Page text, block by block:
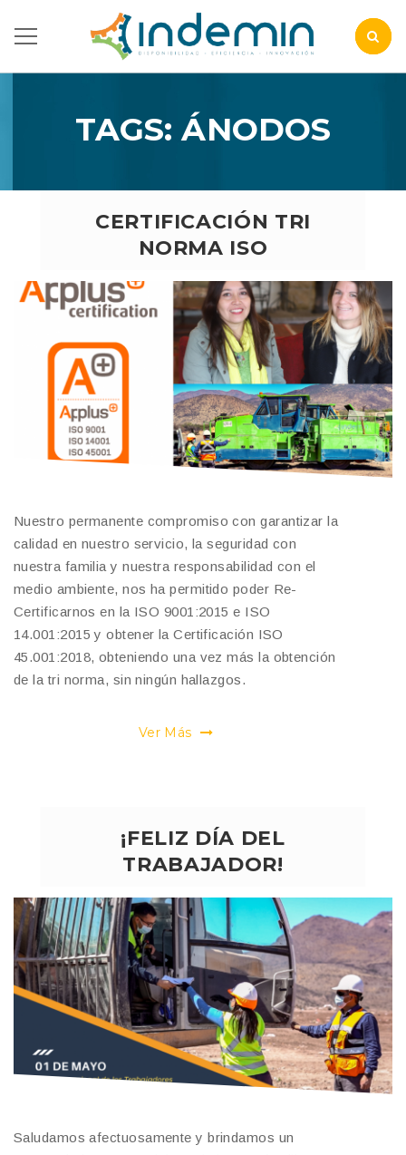
TAGS: ÁNODOS
CERTIFICACIÓN TRI
NORMA ISO
Nuestro permanente compromiso con garantizar la
calidad en nuestro servicio, la seguridad con
nuestra familia y nuestra responsabilidad con el
medio ambiente, nos ha permitido poder Re-
Certificarnos en la ISO 9001:2015 e ISO
14.001:2015 y obtener la Certificación ISO
45.001:2018, obteniendo una vez más la obtención
de la tri norma, sin ningún hallazgos.
Ver Más
¡FELIZ DÍA DEL
TRABAJADOR!
Saludamos afectuosamente y brindamos un